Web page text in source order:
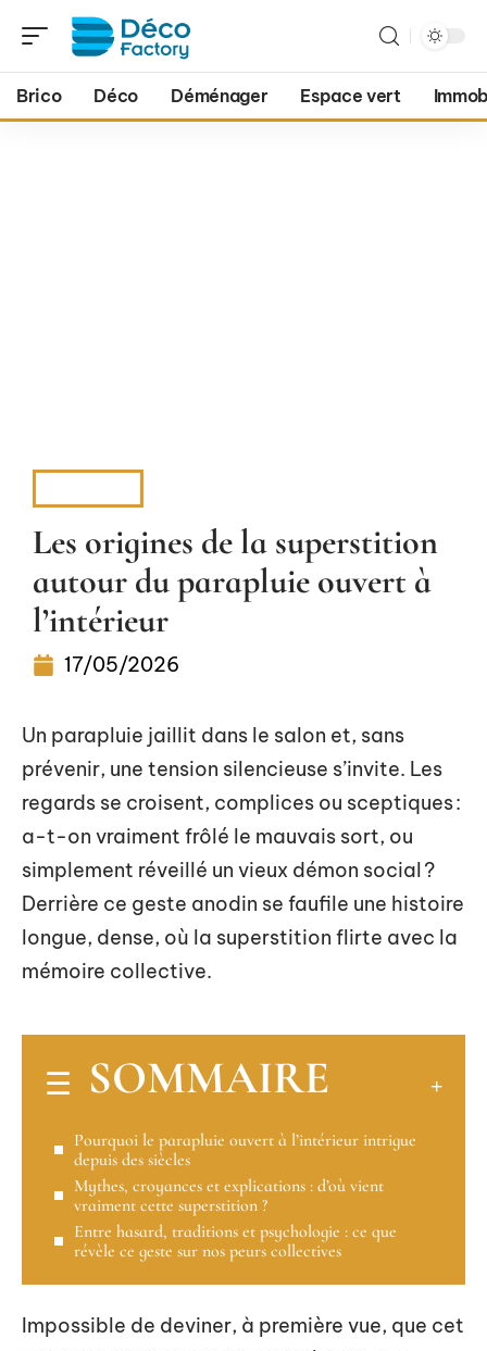
Brico Déco Déménager Espace vert
Les origines de la superstition
autour du parapluie ouvert à
l’intérieur
17/05/2026
Un parapluie jaillit dans le salon et, sans
prévenir, une tension silencieuse s’invite. Les
regards se croisent, complices ou sceptiques :
a-t-on vraiment frôlé le mauvais sort, ou
simplement réveillé un vieux démon social ?
Derrière ce geste anodin se faufile une histoire
longue, dense, où la superstition flirte avec la
mémoire collective.
SOMMAIRE
Pourquoi le parapluie ouvert à l’intérieur intrigue
depuis des siècles
Mythes, croyances et explications : d’où vient
vraiment cette superstition ?
Entre hasard, traditions et psychologie : ce que
révèle ce geste sur nos peurs collectives
Impossible de deviner, à première vue, que cet